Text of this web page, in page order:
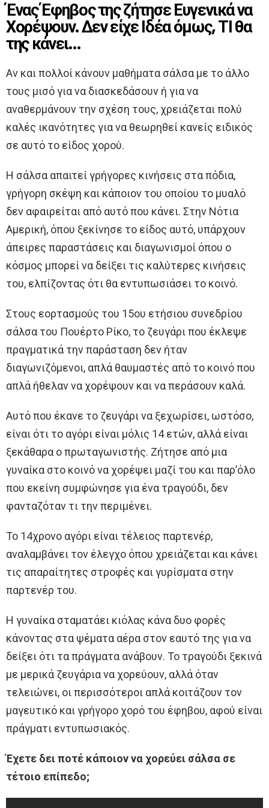
Ένας Έφηβος της ζήτησε Ευγενικά να
Χορέψουν. Δεν είχε Ιδέα όμως, ΤΙ θα
της κάνει…
Αν και πολλοί κάνουν μαθήματα σάλσα με το άλλο
τους μισό για να διασκεδάσουν ή για να
αναθερμάνουν την σχέση τους, χρειάζεται πολύ
καλές ικανότητες για να θεωρηθεί κανείς ειδικός
σε αυτό το είδος χορού.
Η σάλσα απαιτεί γρήγορες κινήσεις στα πόδια,
γρήγορη σκέψη και κάποιον του οποίου το μυαλό
δεν αφαιρείται από αυτό που κάνει. Στην Νότια
Αμερική, όπου ξεκίνησε το είδος αυτό, υπάρχουν
άπειρες παραστάσεις και διαγωνισμοί όπου ο
κόσμος μπορεί να δείξει τις καλύτερες κινήσεις
του, ελπίζοντας ότι θα εντυπωσιάσει το κοινό.
Στους εορτασμούς του 15ου ετήσιου συνεδρίου
σάλσα του Πουέρτο Ρίκο, το ζευγάρι που έκλεψε
πραγματικά την παράσταση δεν ήταν
διαγωνιζόμενοι, απλά θαυμαστές από το κοινό που
απλά ήθελαν να χορέψουν και να περάσουν καλά.
Αυτό που έκανε το ζευγάρι να ξεχωρίσει, ωστόσο,
είναι ότι το αγόρι είναι μόλις 14 ετών, αλλά είναι
ξεκάθαρα ο πρωταγωνιστής. Ζήτησε από μια
γυναίκα στο κοινό να χορέψει μαζί του και παρ’όλο
που εκείνη συμφώνησε για ένα τραγούδι, δεν
φανταζόταν τι την περιμένει.
Το 14χρονο αγόρι είναι τέλειος παρτενέρ,
αναλαμβάνει τον έλεγχο όπου χρειάζεται και κάνει
τις απαραίτητες στροφές και γυρίσματα στην
παρτενέρ του.
Η γυναίκα σταματάει κιόλας κάνα δυο φορές
κάνοντας στα ψέματα αέρα στον εαυτό της για να
δείξει ότι τα πράγματα ανάβουν. Το τραγούδι ξεκινά
με μερικά ζευγάρια να χορεύουν, αλλά όταν
τελειώνει, οι περισσότεροι απλά κοιτάζουν τον
μαγευτικό και γρήγορο χορό του έφηβου, αφού είναι
πράγματι εντυπωσιακός.
Έχετε δει ποτέ κάποιον να χορεύει σάλσα σε
τέτοιο επίπεδο;